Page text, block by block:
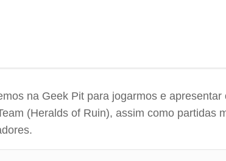
na Geek Pit para jogarmos e
(Heralds of Ruin), assim como partidas